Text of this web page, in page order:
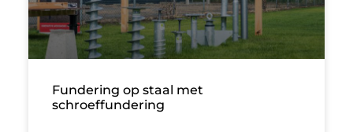
Fundering op staal met
schroeffundering